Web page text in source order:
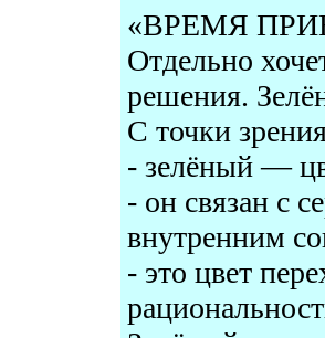
«ВРЕМЯ
Отдельно
решения.
С точки
- зелёный —
- он связан с
внутренним
- это цвет